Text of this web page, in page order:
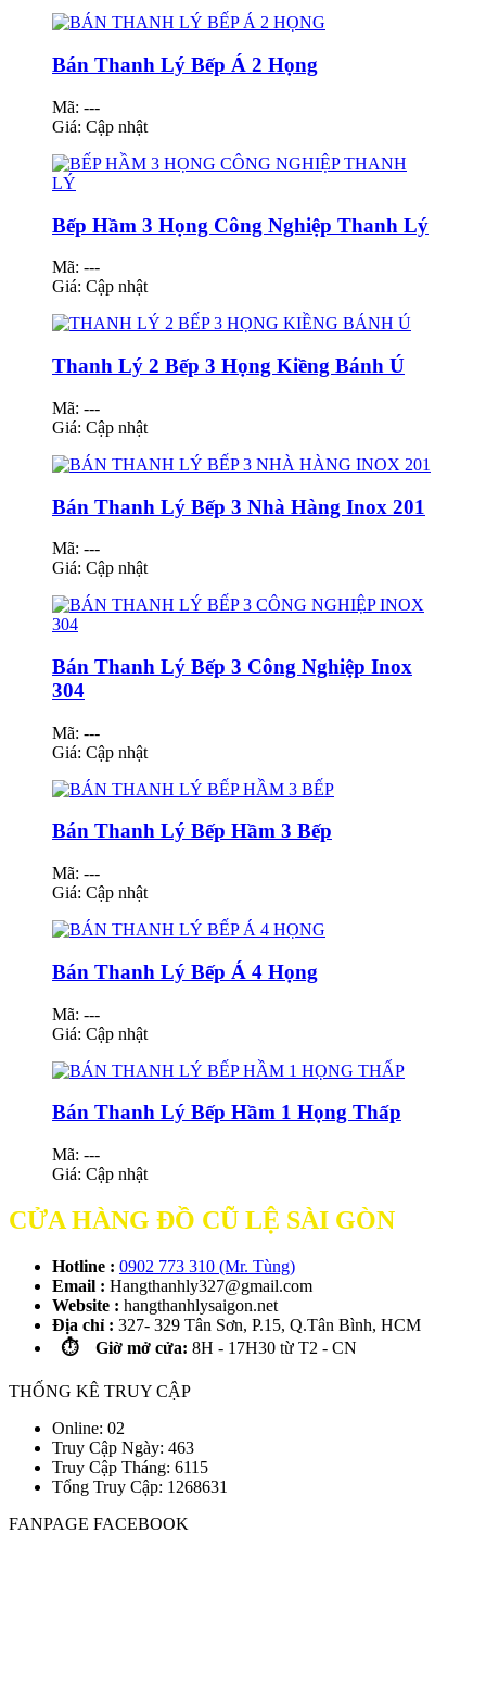
Bán Thanh Lý Bếp Á 2 Họng
Mã: ---
Giá: Cập nhật
Bếp Hầm 3 Họng Công Nghiệp Thanh Lý
Mã: ---
Giá: Cập nhật
Thanh Lý 2 Bếp 3 Họng Kiềng Bánh Ú
Mã: ---
Giá: Cập nhật
Bán Thanh Lý Bếp 3 Nhà Hàng Inox 201
Mã: ---
Giá: Cập nhật
Bán Thanh Lý Bếp 3 Công Nghiệp Inox
304
Mã: ---
Giá: Cập nhật
Bán Thanh Lý Bếp Hầm 3 Bếp
Mã: ---
Giá: Cập nhật
Bán Thanh Lý Bếp Á 4 Họng
Mã: ---
Giá: Cập nhật
Bán Thanh Lý Bếp Hầm 1 Họng Thấp
Mã: ---
Giá: Cập nhật
CỬA HÀNG ĐỒ CŨ LỆ SÀI GÒN
Hotline : 0902 773 310 (Mr. Tùng)
Email : Hangthanhly327@gmail.com
Website : hangthanhlysaigon.net
Địa chỉ : 327- 329 Tân Sơn, P.15, Q.Tân Bình, HCM
⏱️ Giờ mở cửa: 8H - 17H30 từ T2 - CN
THỐNG KÊ TRUY CẬP
Online: 02
Truy Cập Ngày: 463
Truy Cập Tháng: 6115
Tổng Truy Cập: 1 268631
FANPAGE FACEBOOK